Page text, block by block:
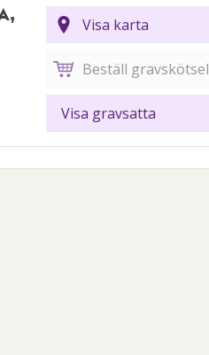
Visa karta
Beställ gravskötsel
Visa gravsatta